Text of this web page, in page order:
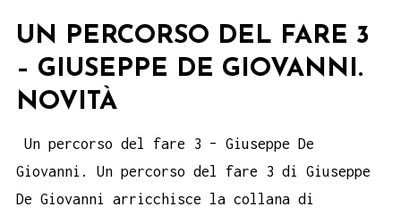
UN PERCORSO DEL FARE 3
– GIUSEPPE DE GIOVANNI.
NOVITÀ
Un percorso del fare 3 – Giuseppe De
Giovanni. Un percorso del fare 3 di Giuseppe
De Giovanni arricchisce la collana di